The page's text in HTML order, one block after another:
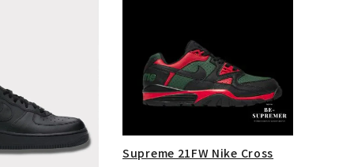
Supreme 21FW Nike Cross